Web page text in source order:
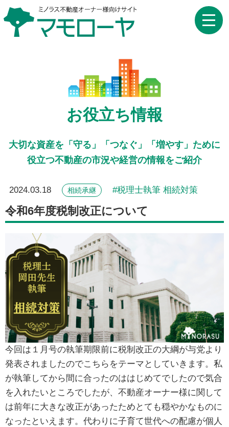
toggle
お役立ち情報
大切な資産を「守る」「つなぐ」「増やす」ために
役立つ不動産の市況や経営の情報をご紹介
2024.03.18 相続承継 税理士執筆 相続対策
令和6年度税制改正について
今回は１月号の執筆期限前に税制改正の大綱が与党より
発表されましたのでこちらをテーマとしていきます。私
が執筆してから間に合ったのははじめてでしたので気合
を入れたいところでしたが、不動産オーナー様に関して
は前年に大きな改正があったためとても穏やかなものに
なったといえます。代わりに子育て世代への配慮が個人